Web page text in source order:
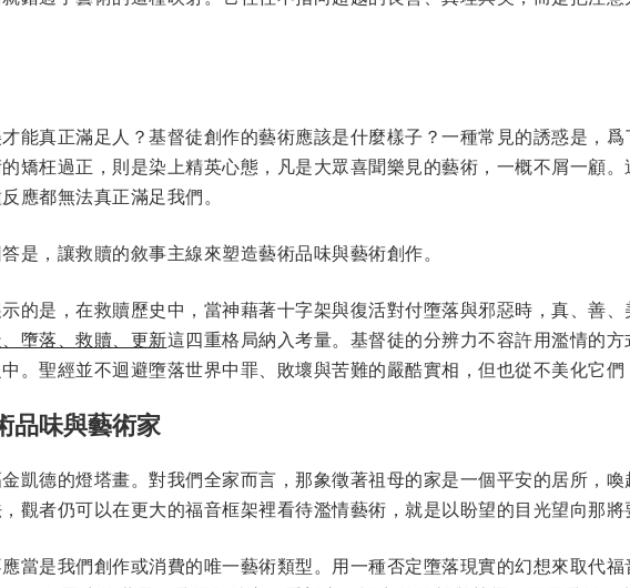
能真正滿足人？基督徒創作的藝術應該是什麼樣子？一種常見的誘惑是，
矯枉過正，則是染上精英心態，凡是大眾喜聞樂見的藝術，一概不屑一顧。
應都無法真正滿足我們。
是，讓救贖的敘事主線來塑造藝術品味與藝術創作。
的是，在救贖歷史中，當神藉著十字架與復活對付墮落與邪惡時，真、善
墮落、救贖、更新這四重格局納入考量。基督徒的分辨力不容許用濫情的
。聖經並不迴避墮落世界中罪、敗壞與苦難的嚴酷實相，但也從不美化它們
品味與藝術家
凱德的燈塔畫。對我們全家而言，那象徵著祖母的家是一個平安的居所，
觀者仍可以在更大的福音框架裡看待濫情藝術，就是以盼望的目光望向那將
當是我們創作或消費的唯一藝術類型。用一種否定墮落現實的幻想來取代